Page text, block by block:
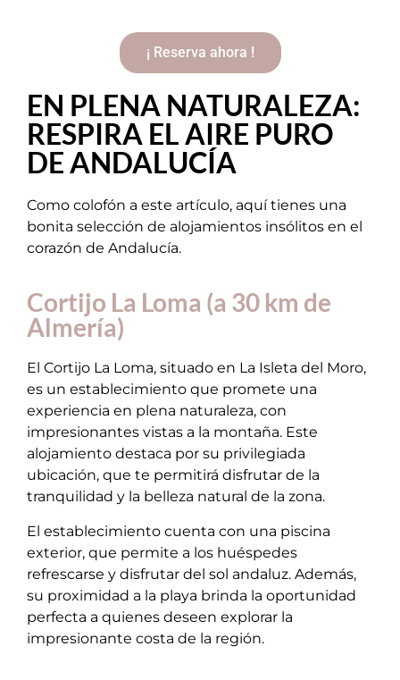
¡ Reserva ahora !
EN PLENA NATURALEZA:
RESPIRA EL AIRE PURO
DE ANDALUCÍA
Como colofón a este artículo, aquí tienes una
bonita selección de alojamientos insólitos en el
corazón de Andalucía.
Cortijo La Loma (a 30 km de
Almería)
El Cortijo La Loma, situado en La Isleta del Moro,
es un establecimiento que promete una
experiencia en plena naturaleza, con
impresionantes vistas a la montaña. Este
alojamiento destaca por su privilegiada
ubicación, que te permitirá disfrutar de la
tranquilidad y la belleza natural de la zona.
El establecimiento cuenta con una piscina
exterior, que permite a los huéspedes
refrescarse y disfrutar del sol andaluz. Además,
su proximidad a la playa brinda la oportunidad
perfecta a quienes deseen explorar la
impresionante costa de la región.